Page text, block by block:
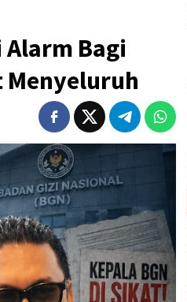
Bagi
Menyeluruh